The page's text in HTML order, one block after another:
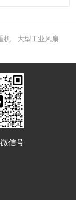
机
大型工业风扇
信号